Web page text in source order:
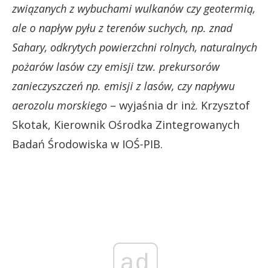
związanych z wybuchami wulkanów czy geotermią,
ale o napływ pyłu z terenów suchych, np. znad
Sahary, odkrytych powierzchni rolnych, naturalnych
pożarów lasów czy emisji tzw. prekursorów
zanieczyszczeń np. emisji z lasów, czy napływu
aerozolu morskiego – wyjaśnia dr inż. Krzysztof
Skotak, Kierownik Ośrodka Zintegrowanych
Badań Środowiska w IOŚ-PIB.
ad